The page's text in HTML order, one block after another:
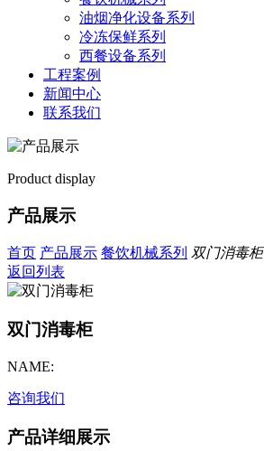
油烟净化设备系列
冷冻保鲜系列
西餐设备系列
工程案例
新闻中心
联系我们
Product display
产品展示
首页 产品展示 餐饮机械系列 双门消毒柜
返回列表
双门消毒柜
NAME:
咨询我们
产品详细展示